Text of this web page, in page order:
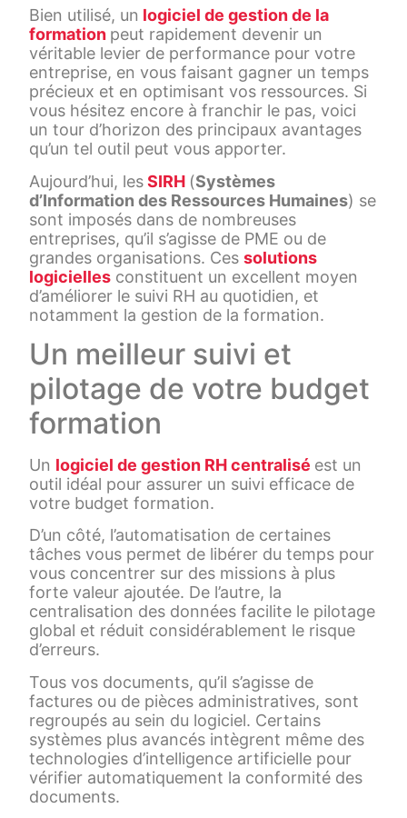
Bien utilisé, un logiciel de gestion de la
formation peut rapidement devenir un
véritable levier de performance pour votre
entreprise, en vous faisant gagner un temps
précieux et en optimisant vos ressources. Si
vous hésitez encore à franchir le pas, voici
un tour d’horizon des principaux avantages
qu’un tel outil peut vous apporter.
Aujourd’hui, les SIRH (Systèmes
d’Information des Ressources Humaines) se
sont imposés dans de nombreuses
entreprises, qu’il s’agisse de PME ou de
grandes organisations. Cessolutions
logicielles constituent un excellent moyen
d’améliorer le suivi RH au quotidien, et
notamment la gestion de la formation.
Un meilleur suivi et
pilotage de votre budget
formation
Un logiciel de gestion RH centralisé est un
outil idéal pour assurer un suivi efficace de
votre budget formation.
D’un côté, l’automatisation de certaines
tâches vous permet de libérer du temps pour
vous concentrer sur des missions à plus
forte valeur ajoutée. De l’autre, la
centralisation des données facilite le pilotage
global et réduit considérablement le risque
d’erreurs.
Tous vos documents, qu’il s’agisse de
factures ou de pièces administratives, sont
regroupés au sein du logiciel. Certains
systèmes plus avancés intègrent même des
technologies d’intelligence artificielle pour
vérifier automatiquement la conformité des
documents.